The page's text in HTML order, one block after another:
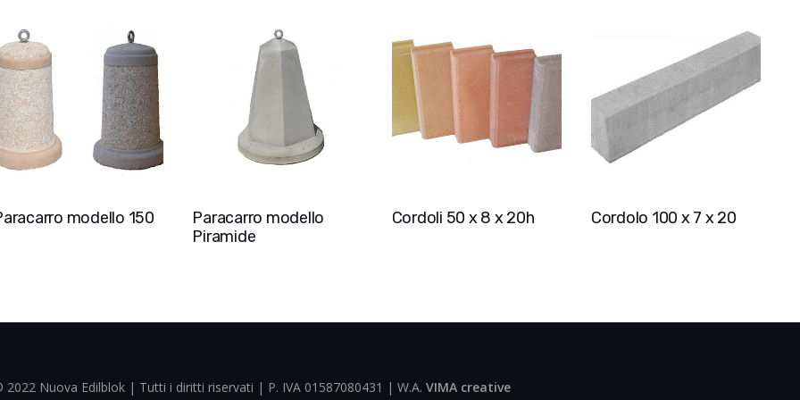
modello 150
Paracarro modello
Piramide
Cordoli 50 x 8 x 20h Cordolo 100 x 7 x 20
2022 Nuova Edilblok | Tutti i diritti riservati | P. IVA 01587080431 | W.A. VIMA creative